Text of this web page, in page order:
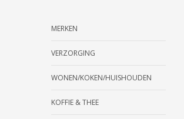
MERKEN
VERZORGING
WONEN/KOKEN/HUISHOUDEN
KOFFIE & THEE